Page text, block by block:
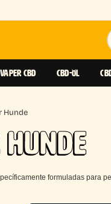
VAPER CBD CBD-ÖL
Hunde
formuladas para